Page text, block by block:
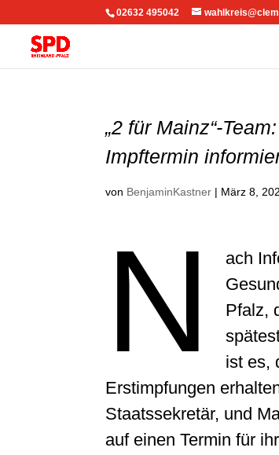
02632 495042
„2 für Mainz“-
Impftermin
von BenjaminKastner | März 8,
N
ach
Pfalz,
ist es,
Erstimpfungen
Staatssekretär, und
auf einen Termin für